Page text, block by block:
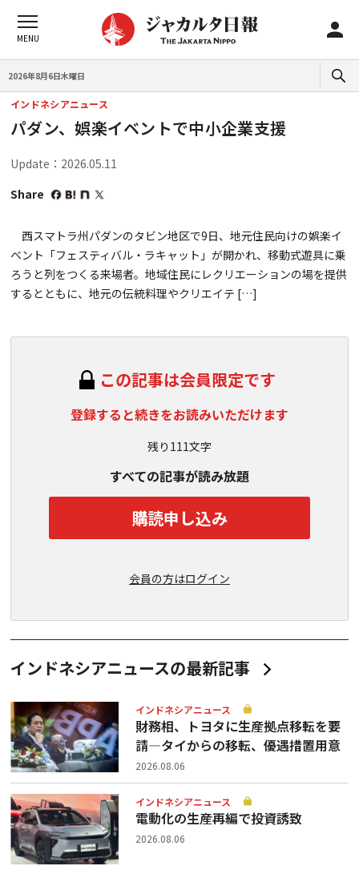
2026年8月6日木曜日
インドネシアニュース
パダン、娯楽イベントで中小企業支援
Update：2026.05.11
Share
西スマトラ州パダンのタビン地区で9日、地元住民向けの娯楽イ
ベント「フェスティバル・ラキャット」が開かれ、移動式遊具に乗
ろうと列をつくる来場者。地域住民にレクリエーションの場を提供
するとともに、地元の伝統料理やクリエイテ […]
この記事は会員限定です
登録すると続きをお読みいただけます
残り111文字
すべての記事が読み放題
購読申し込み
会員の方はログイン
インドネシアニュースの最新記事
インドネシアニュース
財務相、トヨタに生産拠点移転を要
請—タイからの移転、優遇措置用意
2026.08.06
インドネシアニュース
電動化の生産再編で投資誘致
2026.08.06